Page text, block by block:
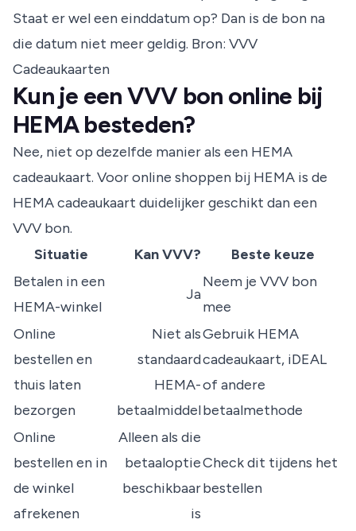
Staat er wel een einddatum op? Dan is de bon na
die datum niet meer geldig. Bron: VVV
Cadeaukaarten
Kun je een VVV bon online bij
HEMA besteden?
Nee, niet op dezelfde manier als een HEMA
cadeaukaart. Voor online shoppen bij HEMA is de
HEMA cadeaukaart duidelijker geschikt dan een
VVV bon.
Situatie
Kan VVV?
Beste keuze
Betalen in een
HEMA-winkel
Ja
Neem je VVV bon
mee
Online
bestellen en
thuis laten
bezorgen
Niet als
standaard
HEMA-
betaalmiddel
Gebruik HEMA
cadeaukaart, iDEAL
of andere
betaalmethode
Online
bestellen en in
de winkel
afrekenen
Alleen als die
betaaloptie
beschikbaar
is
Check dit tijdens het
bestellen